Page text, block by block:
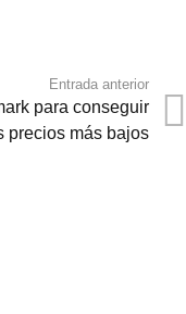
Entrada anterior
para conseguir
precios más bajos